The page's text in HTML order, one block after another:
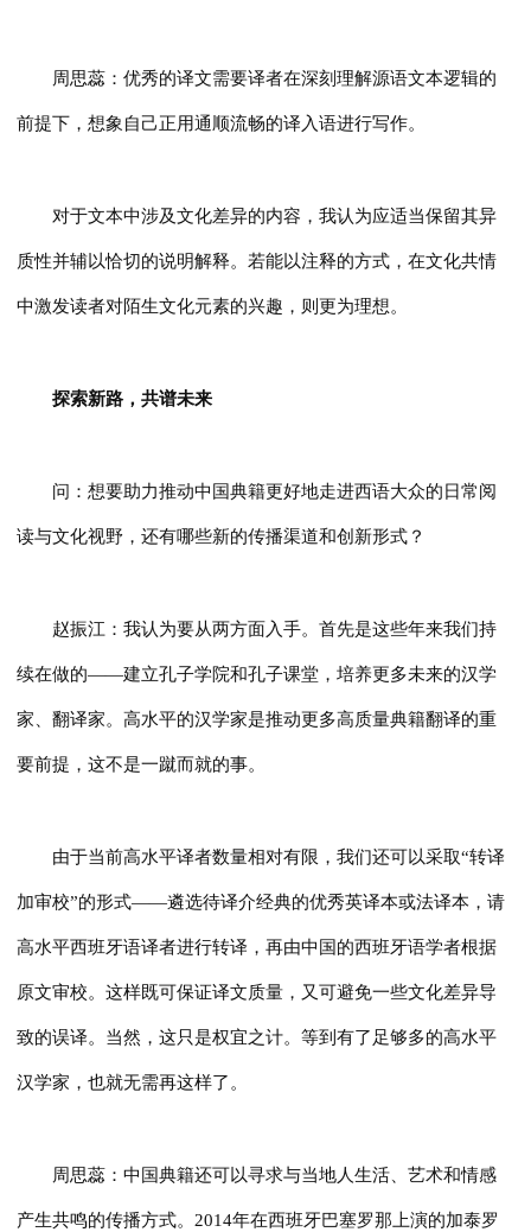
周思蕊：优秀的译文需要译者在深刻理解源语文本逻辑的
前提下，想象自己正用通顺流畅的译入语进行写作。
对于文本中涉及文化差异的内容，我认为应适当保留其异
质性并辅以恰切的说明解释。若能以注释的方式，在文化共情
中激发读者对陌生文化元素的兴趣，则更为理想。
探索新路，共谱未来
问：想要助力推动中国典籍更好地走进西语大众的日常阅
读与文化视野，还有哪些新的传播渠道和创新形式？
赵振江：我认为要从两方面入手。首先是这些年来我们持
续在做的——建立孔子学院和孔子课堂，培养更多未来的汉学
家、翻译家。高水平的汉学家是推动更多高质量典籍翻译的重
要前提，这不是一蹴而就的事。
由于当前高水平译者数量相对有限，我们还可以采取“转译
加审校”的形式——遴选待译介经典的优秀英译本或法译本，请
高水平西班牙语译者进行转译，再由中国的西班牙语学者根据
原文审校。这样既可保证译文质量，又可避免一些文化差异导
致的误译。当然，这只是权宜之计。等到有了足够多的高水平
汉学家，也就无需再这样了。
周思蕊：中国典籍还可以寻求与当地人生活、艺术和情感
产生共鸣的传播方式。2014年在西班牙巴塞罗那上演的加泰罗